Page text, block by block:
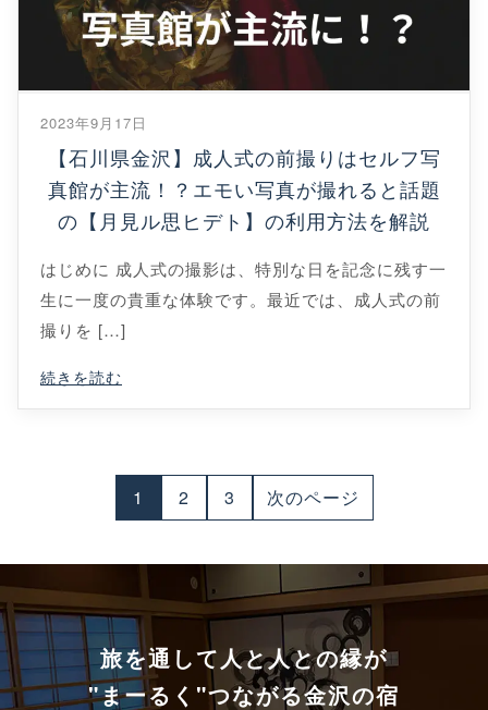
2023年9月17日
【石川県金沢】成人式の前撮りはセルフ写
真館が主流！？エモい写真が撮れると話題
の【月見ル思ヒデト】の利用方法を解説
はじめに 成人式の撮影は、特別な日を記念に残す一
生に一度の貴重な体験です。最近では、成人式の前
撮りを […]
続きを読む
ビ
ゲ
ー
シ
ョ
ン
1 2 3 次のページ
旅を通して人と人との縁が
"まーるく"つながる金沢の宿